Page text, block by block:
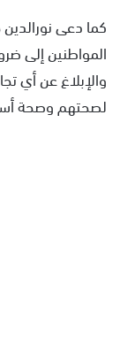
كما دعى
المواطنين إلى
والإبلاغ عن أي
لصحتهم وصحة